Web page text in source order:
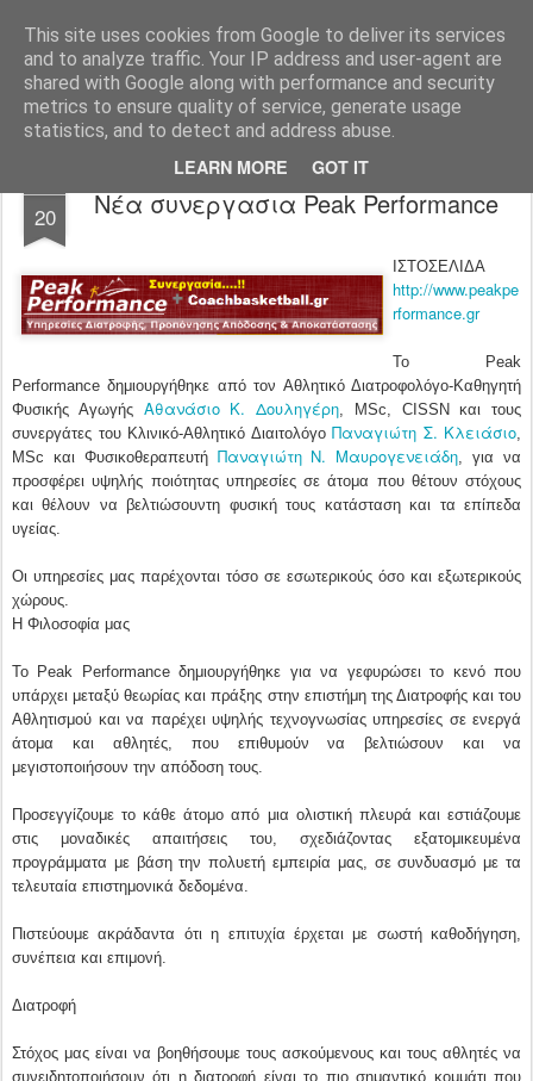
This site uses cookies from Google to deliver its services
and to analyze traffic. Your IP address and user-agent are
shared with Google along with performance and security
metrics to ensure quality of service, generate usage
statistics, and to detect and address abuse.
LEARN MORE GOT IT
All About Basketball Coaching Πάθος ,ομαδικότητα , μαχητικότητα , αντίληψη... με μια λέξη MΠΑΣΚΕΤ... .!!! Αγάπη μεγάλη που κρύβει πολλά μυστικά ...
20 Νέα συνεργασια Peak Performance
ΙΣΤΟΣΕΛΙΔΑ
http://www.peakpe
rformance.gr
Το Peak
Performance δημιουργήθηκε από τον Αθλητικό Διατροφολόγο-Καθηγητή
Φυσικής Αγωγής Αθανάσιο Κ. Δουληγέρη, MSc, CISSN και τους
συνεργάτες του Κλινικό-Αθλητικό Διαιτολόγο Παναγιώτη Σ. Κλειάσιο,
MSc και Φυσικοθεραπευτή Παναγιώτη Ν. Μαυρογενειάδη, για να
προσφέρει υψηλής ποιότητας υπηρεσίες σε άτομα που θέτουν στόχους
και θέλουν να βελτιώσουντη φυσική τους κατάσταση και τα επίπεδα
υγείας.
Οι υπηρεσίες μας παρέχονται τόσο σε εσωτερικούς όσο και εξωτερικούς
χώρους.
Η Φιλοσοφία μας
Το Peak Performance δημιουργήθηκε για να γεφυρώσει το κενό που
υπάρχει μεταξύ θεωρίας και πράξης στην επιστήμη της Διατροφής και του
Αθλητισμού και να παρέχει υψηλής τεχνογνωσίας υπηρεσίες σε ενεργά
άτομα και αθλητές, που επιθυμούν να βελτιώσουν και να
μεγιστοποιήσουν την απόδοση τους.
Προσεγγίζουμε το κάθε άτομο από μια ολιστική πλευρά και εστιάζουμε
στις μοναδικές απαιτήσεις του, σχεδιάζοντας εξατομικευμένα
προγράμματα με βάση την πολυετή εμπειρία μας, σε συνδυασμό με τα
τελευταία επιστημονικά δεδομένα.
Πιστεύουμε ακράδαντα ότι η επιτυχία έρχεται με σωστή καθοδήγηση,
συνέπεια και επιμονή.
Διατροφή
Στόχος μας είναι να βοηθήσουμε τους ασκούμενους και τους αθλητές να
συνειδητοποιήσουν ότι η διατροφή είναι το πιο σημαντικό κομμάτι που